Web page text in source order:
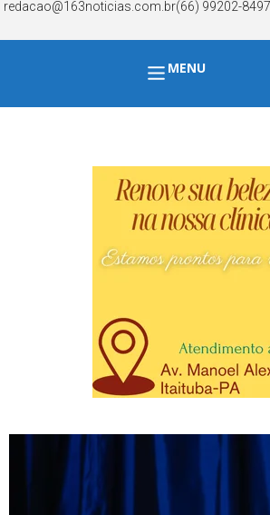
redacao@163noticias.com.br(66) 99202-8497
MENU